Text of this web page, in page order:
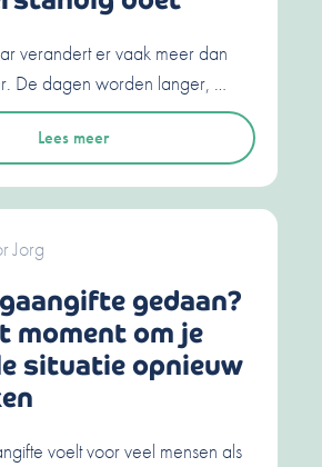
verandert er vaak meer dan
De dagen worden langer, …
Lees meer
Jorg
gedaan?
moment om je
situatie opnieuw
voelt voor veel mensen als